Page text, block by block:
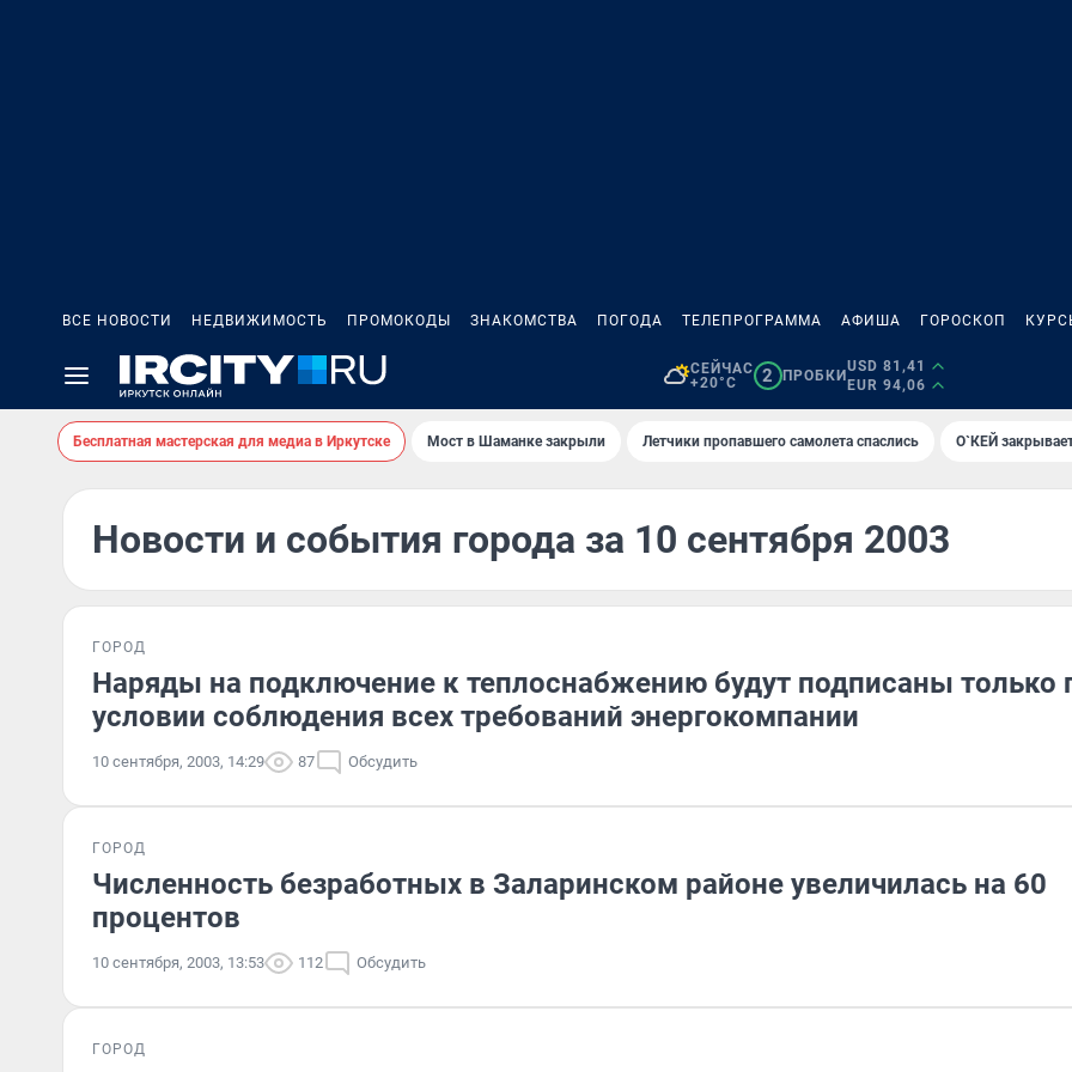
ВСЕ НОВОСТИ НЕДВИЖИМОСТЬ ПРОМОКОДЫ ЗНАКОМСТВА ПОГОДА ТЕЛЕПРОГРАММА АФИША ГОРОСКОП
СЕЙЧАС
+20°C
2 ПРОБКИ
USD 81,41
EUR 94,06
Бесплатная мастерская для медиа в Иркутске Мост в Шаманке закрыли Летчики пропавшего самолета спаслись О`КЕЙ
Новости и события города за 10 сентября 2003
ГОРОД
Наряды на подключение к теплоснабжению будут подписаны только
условии соблюдения всех требований энергокомпании
10 сентября, 2003, 14:29 87 Обсудить
ГОРОД
Численность безработных в Заларинском районе увеличилась на 60
процентов
10 сентября, 2003, 13:53 112 Обсудить
ГОРОД